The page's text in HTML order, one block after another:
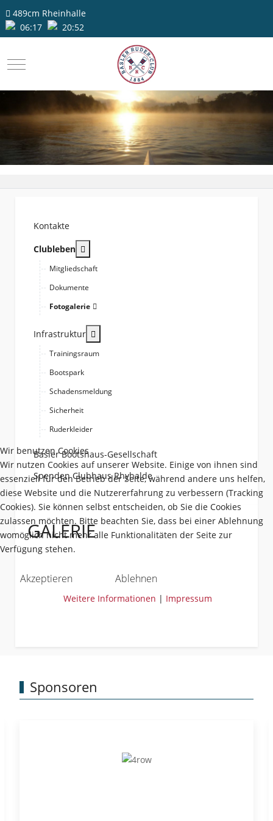
489cm Rheinhalle
06:17
20:52
Mobile Menu Toggle
Kontakte
Clubleben
Mitgliedschaft
Dokumente
Fotogalerie
Infrastruktur
Trainingsraum
Bootspark
Schadensmeldung
Sicherheit
Ruderkleider
Basler Bootshaus-Gesellschaft
Spenden Clubhaus Rhyhalde
GALERIE
Sponsoren
Wir benutzen Cookies
Wir nutzen Cookies auf unserer Website. Einige von ihnen sind
essenziell für den Betrieb der Seite, während andere uns helfen,
diese Website und die Nutzererfahrung zu verbessern (Tracking
Cookies). Sie können selbst entscheiden, ob Sie die Cookies
zulassen möchten. Bitte beachten Sie, dass bei einer Ablehnung
womöglich nicht mehr alle Funktionalitäten der Seite zur
Verfügung stehen.
Akzeptieren Ablehnen
Weitere Informationen | Impressum